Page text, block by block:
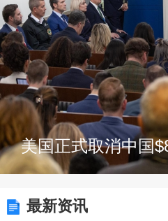
美国正式取消中国
最新资讯